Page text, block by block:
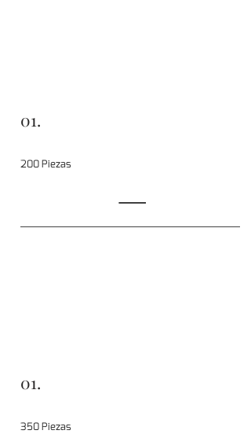
01.
200 Piezas
01.
350 Piezas